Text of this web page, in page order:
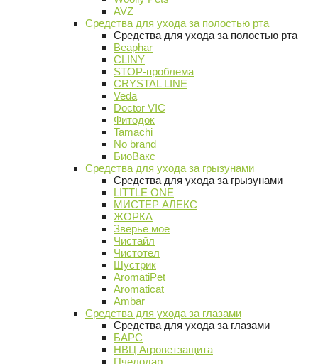
AVZ
Средства для ухода за полостью рта
Средства для ухода за полостью рта
Beaphar
CLINY
STOP-проблема
CRYSTAL LINE
Veda
Doctor VIC
Фитодок
Tamachi
No brand
БиоВакс
Средства для ухода за грызунами
Средства для ухода за грызунами
LITTLE ONE
МИСТЕР АЛЕКС
ЖОРКА
Зверье мое
Чистайл
Чистотел
Шустрик
AromatiPet
Aromaticat
Ambar
Средства для ухода за глазами
Средства для ухода за глазами
БАРС
НВЦ Агроветзащита
Пчелодар